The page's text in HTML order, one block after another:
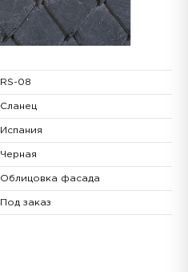
RS-08
Сланец
Испания
Черная
Облицовка фасада
Под заказ